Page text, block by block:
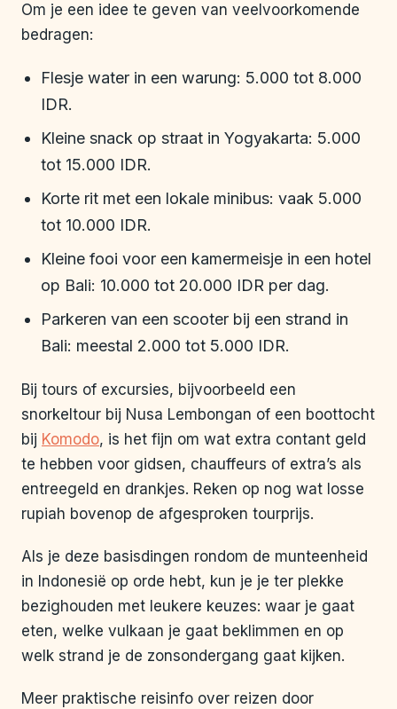
Om je een idee te geven van veelvoorkomende
bedragen:
Flesje water in een warung: 5.000 tot 8.000
IDR.
Kleine snack op straat in Yogyakarta: 5.000
tot 15.000 IDR.
Korte rit met een lokale minibus: vaak 5.000
tot 10.000 IDR.
Kleine fooi voor een kamermeisje in een hotel
op Bali: 10.000 tot 20.000 IDR per dag.
Parkeren van een scooter bij een strand in
Bali: meestal 2.000 tot 5.000 IDR.
Bij tours of excursies, bijvoorbeeld een
snorkeltour bij Nusa Lembongan of een boottocht
bij Komodo, is het fijn om wat extra contant geld
te hebben voor gidsen, chauffeurs of extra’s als
entreegeld en drankjes. Reken op nog wat losse
rupiah bovenop de afgesproken tourprijs.
Als je deze basisdingen rondom de munteenheid
in Indonesië op orde hebt, kun je je ter plekke
bezighouden met leukere keuzes: waar je gaat
eten, welke vulkaan je gaat beklimmen en op
welk strand je de zonsondergang gaat kijken.
Meer praktische reisinfo over reizen door